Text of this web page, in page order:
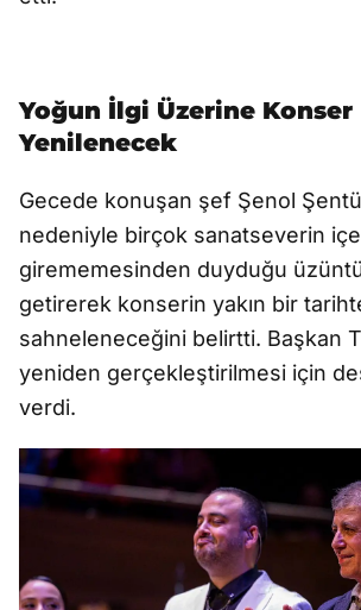
Yoğun İlgi Üzerine Konser
Yenilenecek
Gecede konuşan şef Şenol
nedeniyle birçok sanatseverin
girememesinden duyduğu
getirerek konserin yakın bir
sahneleneceğini belirtti. Başkan
yeniden gerçekleştirilmesi için
verdi.